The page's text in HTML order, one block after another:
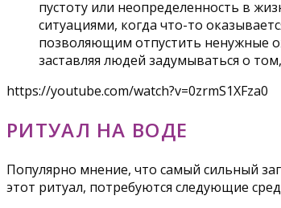
пустоту или неопределенность в
ситуациями, когда что-то
позволяющим отпустить ненужные
заставляя людей задумываться о
https://youtube.com/watch?v=0zrmS1XFza0
РИТУАЛ НА ВОДЕ
Популярно мнение, что самый сильный
этот ритуал, потребуются следующие